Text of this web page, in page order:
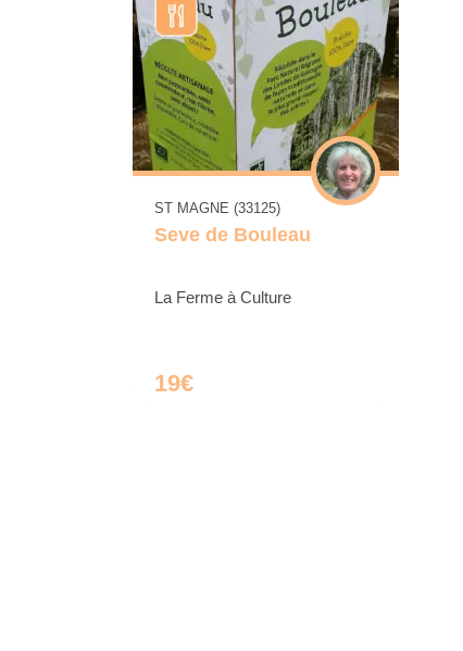
ST MAGNE (33125)
Seve de Bouleau
La Ferme à Culture
19€